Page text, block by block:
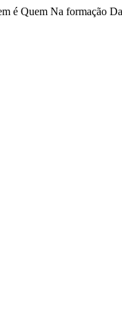
é Quem Na formação